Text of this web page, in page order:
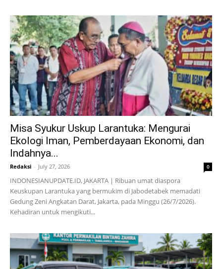
Misa Syukur Uskup Larantuka: Mengurai
Ekologi Iman, Pemberdayaan Ekonomi, dan
Indahnya...
Redaksi - July 27, 2026 0
INDONESIANUPDATE.ID, JAKARTA | Ribuan umat diaspora
Keuskupan Larantuka yang bermukim di Jabodetabek memadati
Gedung Zeni Angkatan Darat, Jakarta, pada Minggu (26/7/2026).
Kehadiran untuk mengikuti...